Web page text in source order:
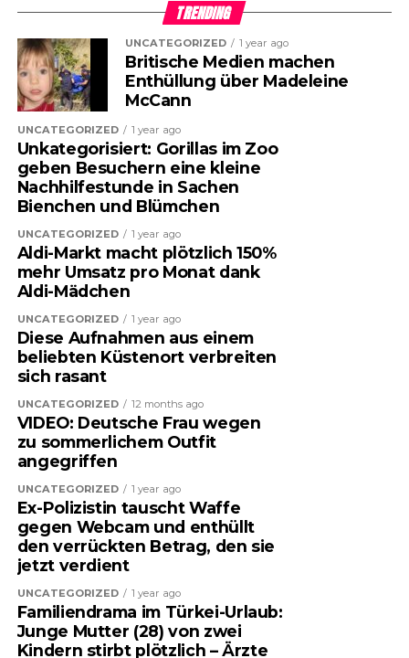
TRENDING
UNCATEGORIZED 1 year ago
Britische Medien machen
Enthüllung über Madeleine
McCann
UNCATEGORIZED 1 year ago
Unkategorisiert: Gorillas im Zoo
geben Besuchern eine kleine
Nachhilfestunde in Sachen
Bienchen und Blümchen
UNCATEGORIZED 1 year ago
Aldi-Markt macht plötzlich 150%
mehr Umsatz pro Monat dank
Aldi-Mädchen
UNCATEGORIZED 1 year ago
Diese Aufnahmen aus einem
beliebten Küstenort verbreiten
sich rasant
UNCATEGORIZED 12 months ago
VIDEO: Deutsche Frau wegen
zu sommerlichem Outfit
angegriffen
UNCATEGORIZED 1 year ago
Ex-Polizistin tauscht Waffe
gegen Webcam und enthüllt
den verrückten Betrag, den sie
jetzt verdient
UNCATEGORIZED 1 year ago
Familiendrama im Türkei-Urlaub:
Junge Mutter (28) von zwei
Kindern stirbt plötzlich – Ärzte